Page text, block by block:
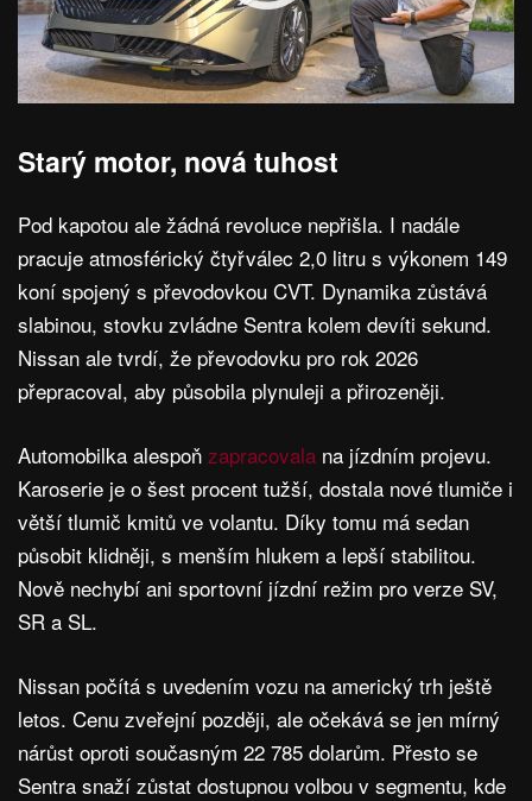
Starý motor, nová tuhost
Pod kapotou ale žádná revoluce nepřišla. I nadále
pracuje atmosférický čtyřválec 2,0 litru s výkonem 149
koní spojený s převodovkou CVT. Dynamika zůstává
slabinou, stovku zvládne Sentra kolem devíti sekund.
Nissan ale tvrdí, že převodovku pro rok 2026
přepracoval, aby působila plynuleji a přirozeněji.
Automobilka alespoň zapracovala na jízdním projevu.
Karoserie je o šest procent tužší, dostala nové tlumiče i
větší tlumič kmitů ve volantu. Díky tomu má sedan
působit klidněji, s menším hlukem a lepší stabilitou.
Nově nechybí ani sportovní jízdní režim pro verze SV,
SR a SL.
Nissan počítá s uvedením vozu na americký trh ještě
letos. Cenu zveřejní později, ale očekává se jen mírný
nárůst oproti současným 22 785 dolarům. Přesto se
Sentra snaží zůstat dostupnou volbou v segmentu, kde